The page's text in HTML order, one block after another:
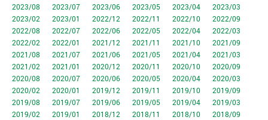
2023/08
2023/07 2023/06 2023/05 2023/04
2023/03
2023/02
2023/01 2022/12 2022/11 2022/10
2022/09
2022/08
2022/07 2022/06 2022/05 2022/04
2022/03
2022/02
2022/01 2021/12 2021/11 2021/10
2021/09
2021/08
2021/07 2021/06 2021/05 2021/04
2021/03
2021/02
2021/01 2020/12 2020/11 2020/10
2020/09
2020/08
2020/07 2020/06 2020/05 2020/04
2020/03
2020/02
2020/01 2019/12 2019/11 2019/10
2019/09
2019/08
2019/07 2019/06 2019/05 2019/04
2019/03
2019/02
2019/01 2018/12 2018/11 2018/10
2018/09